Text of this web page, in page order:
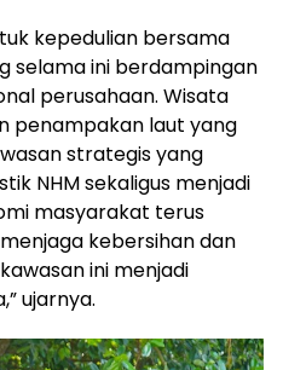
kepedulian bersama
selama ini berdampingan
perusahaan. Wisata
penampakan laut yang
strategis yang
NHM sekaligus menjadi
masyarakat terus
kebersihan dan
ini menjadi
ujarnya.